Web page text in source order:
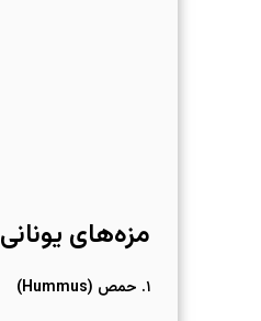
مزه‌های یونانی
۱. حمص (Hummus)